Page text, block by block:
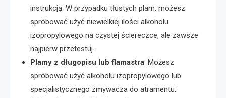
instrukcją. W przypadku tłustych plam, możesz
spróbować użyć niewielkiej ilości alkoholu
izopropylowego na czystej ściereczce, ale zawsze
najpierw przetestuj.
Plamy z długopisu lub flamastra: Możesz
spróbować użyć alkoholu izopropylowego lub
specjalistycznego zmywacza do atramentu.